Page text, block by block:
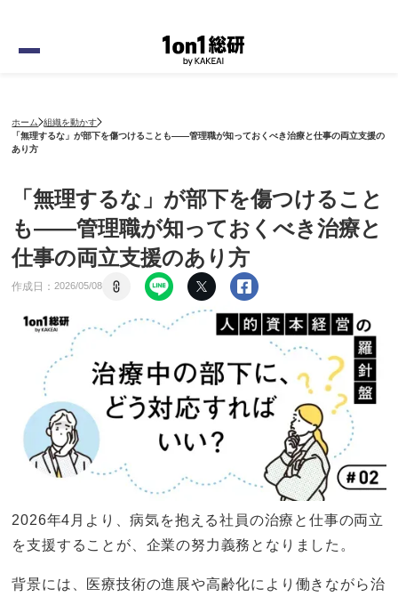
ホーム 組織を動かす
「無理するな」が部下を傷つけることも——管理職が知っておくべき治療と仕事の両立支援の
あり方
「無理するな」が部下を傷つけること
も——管理職が知っておくべき治療と
仕事の両立支援のあり方
作成日：2026/05/08
2026年4月より、病気を抱える社員の治療と仕事の両立
を支援することが、企業の努力義務となりました。
背景には、医療技術の進展や高齢化により働きながら治